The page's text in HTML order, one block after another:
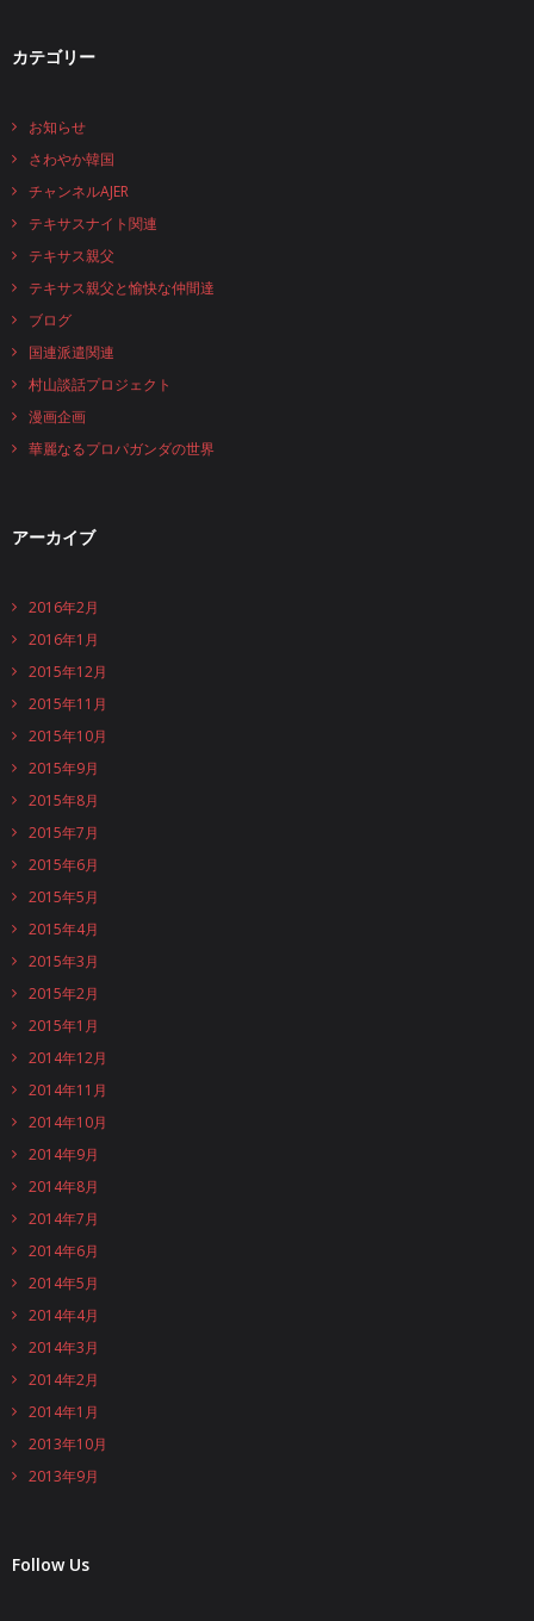
カテゴリー
お知らせ
さわやか韓国
チャンネルAJER
テキサスナイト関連
テキサス親父
テキサス親父と愉快な仲間達
ブログ
国連派遣関連
村山談話プロジェクト
漫画企画
華麗なるプロパガンダの世界
アーカイブ
2016年2月
2016年1月
2015年12月
2015年11月
2015年10月
2015年9月
2015年8月
2015年7月
2015年6月
2015年5月
2015年4月
2015年3月
2015年2月
2015年1月
2014年12月
2014年11月
2014年10月
2014年9月
2014年8月
2014年7月
2014年6月
2014年5月
2014年4月
2014年3月
2014年2月
2014年1月
2013年10月
2013年9月
Follow Us